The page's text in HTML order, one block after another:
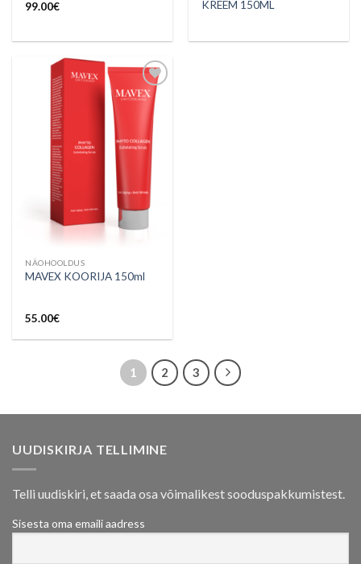
99.00€
KREEM 150ML
Lisa
soovinimekirja
NÄOHOOLDUS
MAVEX KOORIJA 150ml
55.00€
1 2 3
UUDISKIRJA TELLIMINE
Telli uudiskiri, et saada osa võimalikest sooduspakkumistest.
Sisesta oma emaili aadress